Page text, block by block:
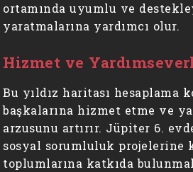
ortamında uyumlu ve
yaratmalarına yardımcı olur.
Hizmet ve
Bu yıldız haritası hesaplama
başkalarına hizmet etme ve
arzusunu artırır. Jüpiter 6.
sosyal sorumluluk projelerine
toplumlarına katkıda